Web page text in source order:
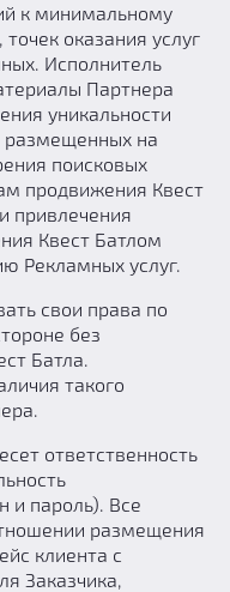
к минимальному
оказания услуг
Исполнитель
Партнера
уникальности
размещенных на
поисковых
продвижения Квест
привлечения
Квест Батлом
Рекламных услуг.
свои права по
без
Батла.
такого
ответственность
и пароль). Все
размещения
клиента с
Заказчика,